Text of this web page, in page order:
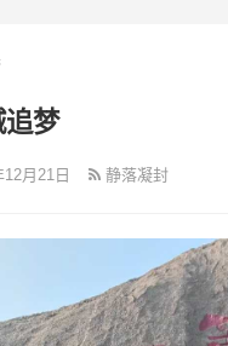
追梦
月21日 静落凝封